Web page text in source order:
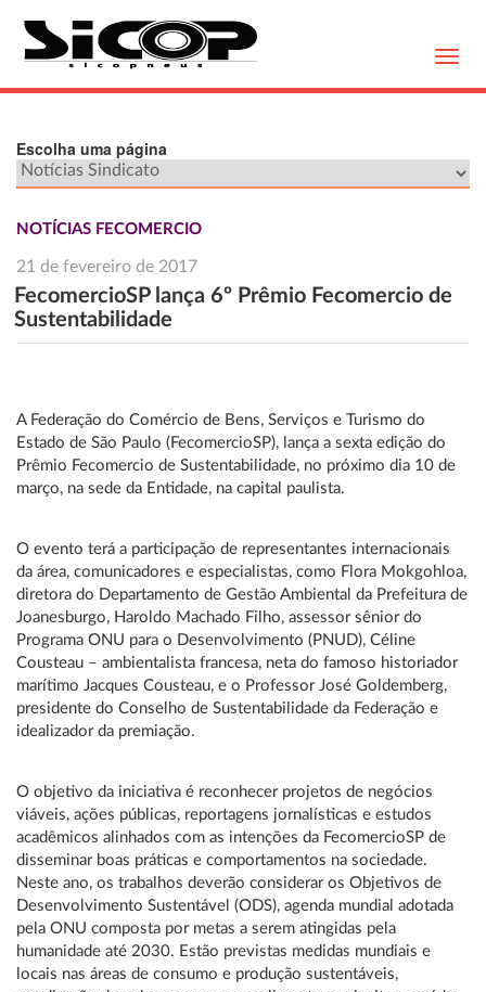
Escolha uma página
NOTÍCIAS FECOMERCIO
21 de fevereiro de 2017
FecomercioSP lança 6º Prêmio Fecomercio de
Sustentabilidade
A Federação do Comércio de Bens, Serviços e Turismo do
Estado de São Paulo (FecomercioSP), lança a sexta edição do
Prêmio Fecomercio de Sustentabilidade, no próximo dia 10 de
março, na sede da Entidade, na capital paulista.
O evento terá a participação de representantes internacionais
da área, comunicadores e especialistas, como Flora Mokgohloa,
diretora do Departamento de Gestão Ambiental da Prefeitura de
Joanesburgo, Haroldo Machado Filho, assessor sênior do
Programa ONU para o Desenvolvimento (PNUD), Céline
Cousteau – ambientalista francesa, neta do famoso historiador
marítimo Jacques Cousteau, e o Professor José Goldemberg,
presidente do Conselho de Sustentabilidade da Federação e
idealizador da premiação.
O objetivo da iniciativa é reconhecer projetos de negócios
viáveis, ações públicas, reportagens jornalísticas e estudos
acadêmicos alinhados com as intenções da FecomercioSP de
disseminar boas práticas e comportamentos na sociedade.
Neste ano, os trabalhos deverão considerar os Objetivos de
Desenvolvimento Sustentável (ODS), agenda mundial adotada
pela ONU composta por metas a serem atingidas pela
humanidade até 2030. Estão previstas medidas mundiais e
locais nas áreas de consumo e produção sustentáveis,